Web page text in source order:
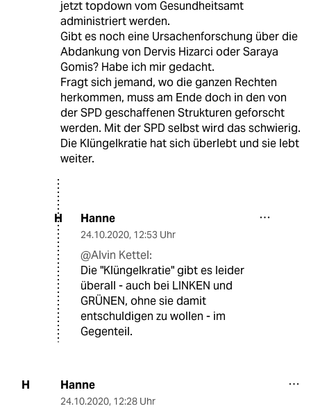
jetzt topdown vom Gesundheitsamt
administriert werden.
Gibt es noch eine Ursachenforschung über die
Abdankung von Dervis Hizarci oder Saraya
Gomis? Habe ich mir gedacht.
Fragt sich jemand, wo die ganzen Rechten
herkommen, muss am Ende doch in den von
der SPD geschaffenen Strukturen geforscht
werden. Mit der SPD selbst wird das schwierig.
Die Klüngelkratie hat sich überlebt und sie lebt
weiter.
H Hanne
24.10.2020, 12:53 Uhr
@Alvin Kettel:
Die "Klüngelkratie" gibt es leider
überall - auch bei LINKEN und
GRÜNEN, ohne sie damit
entschuldigen zu wollen - im
Gegenteil.
H Hanne
24.10.2020, 12:28 Uhr